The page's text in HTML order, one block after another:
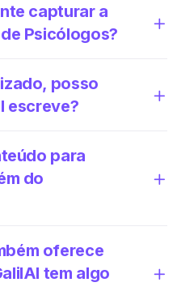
capturar a
Psicólogos?
posso
escreve?
para
do
oferece
tem algo